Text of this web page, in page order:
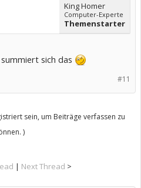
King Homer
Computer-Experte
Themenstarter
sich das
#11
sein, um Beiträge verfassen zu
)
| Next Thread >